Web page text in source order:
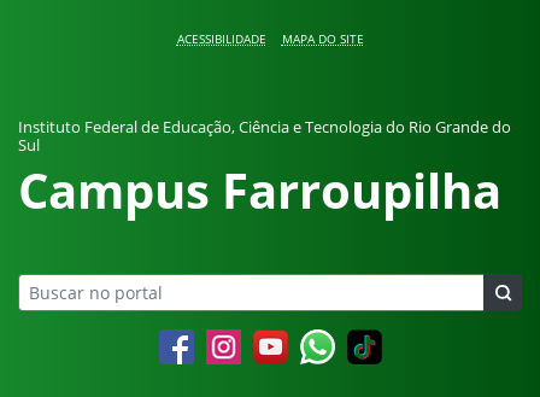
ACESSIBILIDADE MAPA DO SITE
Instituto Federal de Educação, Ciência e Tecnologia do Rio Grande do
Sul
Campus Farroupilha
FacebookInstagramYouTubeWhatsapp